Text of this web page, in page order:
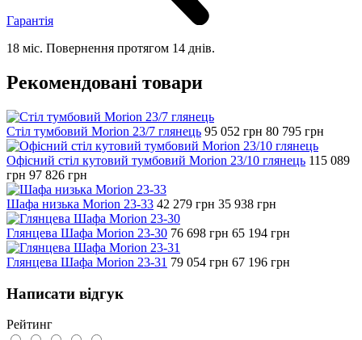
Гарантія
18 міс. Повернення протягом 14 днів.
Рекомендовані товари
Стіл тумбовий Morion 23/7 глянець 95 052 грн 80 795 грн
Офісний стіл кутовий тумбовий Morion 23/10 глянець 115 089
грн 97 826 грн
Шафа низька Morion 23-33 42 279 грн 35 938 грн
Глянцева Шафа Morion 23-30 76 698 грн 65 194 грн
Глянцева Шафа Morion 23-31 79 054 грн 67 196 грн
Написати відгук
Рейтинг